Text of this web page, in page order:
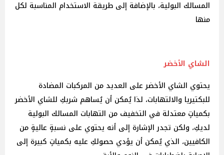
المسالك البولية، بالإضافة إلى طريقة الاستخدام المناسبة لكل
منها
الشاي الأخضر
يحتوي الشاي الأخضر على العديد من المركبات المضادة
للبكتيريا والالتهابات، لذا يُمكن أن يُساهم شربكِ للشاي الأخضر
بكمياتٍ معتدلة في التخفيف من التهابات المسالك البولية
لديكِ، ولكن تجدر الإشارة إلى أنه يحتوي على نسبةٍ عاليةٍ من
الكافيين، الذي يُمكن أن يؤدي حصولكِ عليه بكمياتٍ كبيرة إلى